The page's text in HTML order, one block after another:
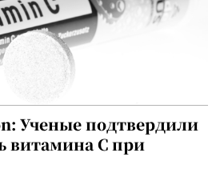
Ученые подтвердили
витамина C при